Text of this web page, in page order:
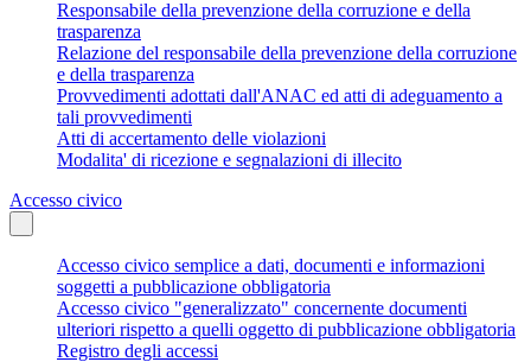
Responsabile della prevenzione della corruzione e della
trasparenza
Relazione del responsabile della prevenzione della corruzione
e della trasparenza
Provvedimenti adottati dall'ANAC ed atti di adeguamento a
tali provvedimenti
Atti di accertamento delle violazioni
Modalita' di ricezione e segnalazioni di illecito
Accesso civico
Accesso civico semplice a dati, documenti e informazioni
soggetti a pubblicazione obbligatoria
Accesso civico "generalizzato" concernente documenti
ulteriori rispetto a quelli oggetto di pubblicazione obbligatoria
Registro degli accessi